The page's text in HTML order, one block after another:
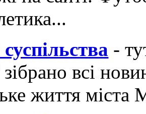
-
всі
життя міста